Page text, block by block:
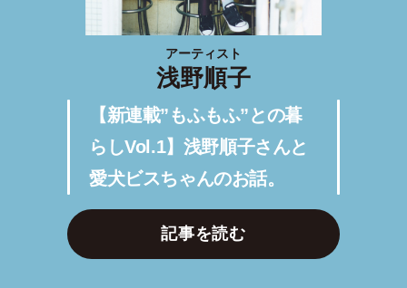
アーティスト
浅野順子
【新連載”もふもふ”との暮
らしVol.1】浅野順子さんと
愛犬ビスちゃんのお話。
記事を読む